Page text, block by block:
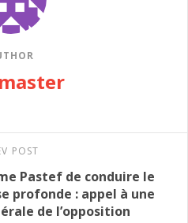
POST
Pastef de conduire le
profonde : appel à une
de l’opposition